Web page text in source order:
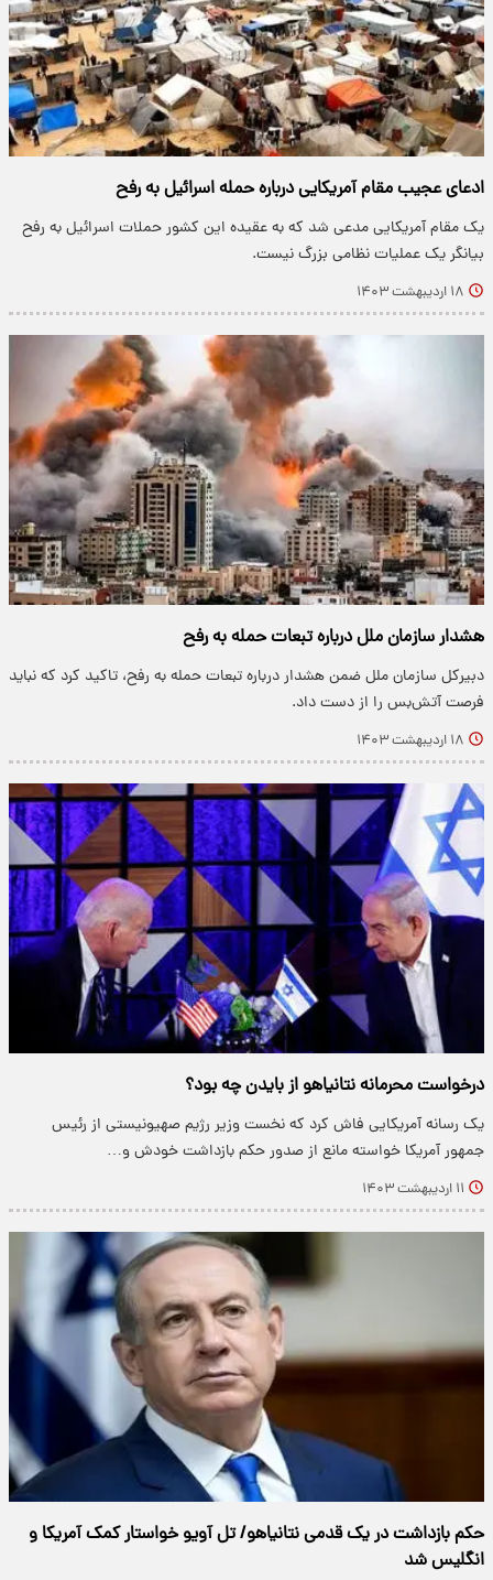
ادعای عجیب مقام آمریکایی درباره حمله اسرائیل به رفح
یک مقام آمریکایی مدعی شد که به عقیده این کشور حملات اسرائیل به رفح
بیانگر یک عملیات نظامی بزرگ نیست.
۱۸ اردیبهشت ۱۴۰۳
هشدار سازمان ملل درباره تبعات حمله به رفح
دبیرکل سازمان ملل ضمن هشدار درباره تبعات حمله به رفح، تاکید کرد که نباید
فرصت آتش‌بس را از دست داد.
۱۸ اردیبهشت ۱۴۰۳
درخواست محرمانه نتانیاهو از بایدن چه بود؟
یک رسانه آمریکایی فاش کرد که نخست وزیر رژیم صهیونیستی از رئیس
جمهور آمریکا خواسته مانع از صدور حکم بازداشت خودش و…
۱۱ اردیبهشت ۱۴۰۳
حکم بازداشت در یک قدمی نتانیاهو/ تل آویو خواستار کمک آمریکا و
انگلیس شد